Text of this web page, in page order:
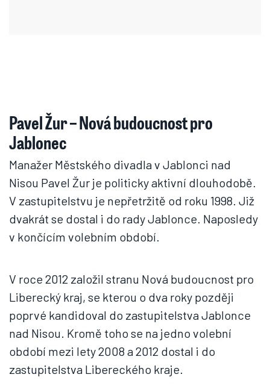
Pavel Žur – Nová budoucnost pro
Jablonec
Manažer Městského divadla v Jablonci nad
Nisou Pavel Žur je politicky aktivní dlouhodobě.
V zastupitelstvu je nepřetržitě od roku 1998. Již
dvakrát se dostal i do rady Jablonce. Naposledy
v končícím volebním období.
V roce 2012 založil stranu Nová budoucnost pro
Liberecký kraj, se kterou o dva roky později
poprvé kandidoval do zastupitelstva Jablonce
nad Nisou. Kromě toho se na jedno volební
období mezi lety 2008 a 2012 dostal i do
zastupitelstva Libereckého kraje.